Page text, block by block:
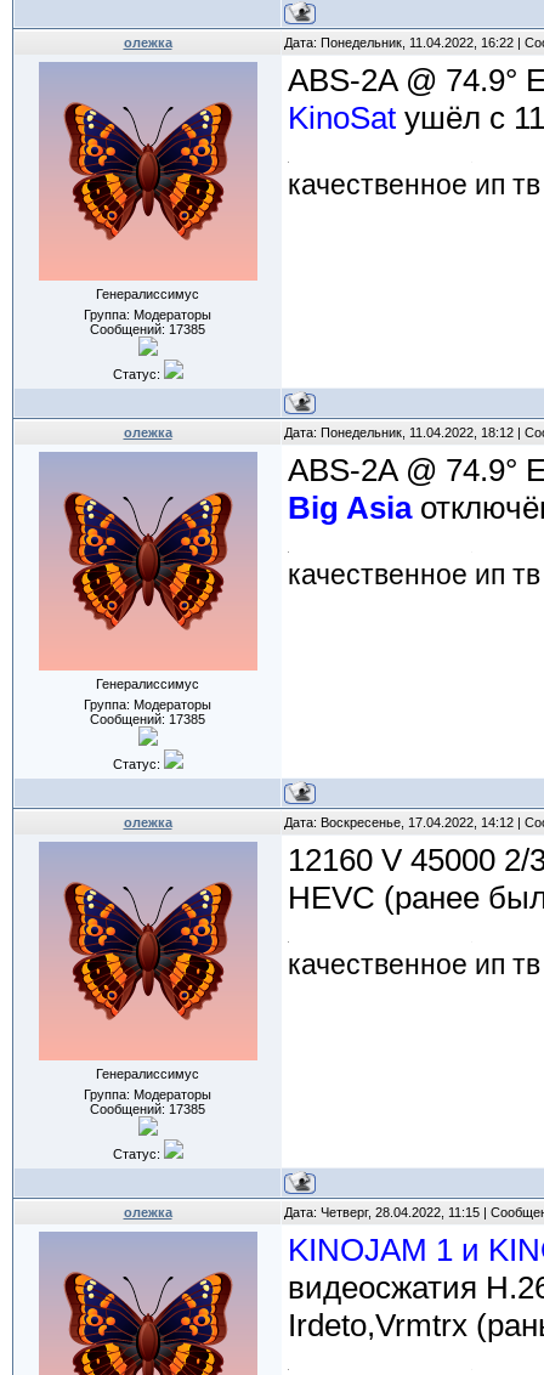
олежка Дата: Понедельник, 11.04.2022, 16:22 |
Генералиссимус
Группа: Модераторы
Сообщений: 17385
Статус:
ABS-2A @ 74.9°
KinoSat ушёл с
качественное ип
олежка Дата: Понедельник, 11.04.2022, 18:12 |
Генералиссимус
Группа: Модераторы
Сообщений: 17385
Статус:
ABS-2A @ 74.9°
Big Asia
качественное ип
олежка Дата: Воскресенье, 17.04.2022, 14:12 |
Генералиссимус
Группа: Модераторы
Сообщений: 17385
Статус:
12160 V 45000
HEVC (ранее
качественное ип
олежка Дата: Четверг, 28.04.2022, 11:15 |
KINOJAM 1 и
видеосжатия
Irdeto,Vrmtrx